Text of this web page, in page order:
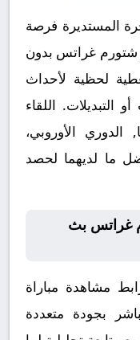
المستديرة فرصة
شتورم غراتس بدون
لحظية لأحداث
التبديلات. اللقاء
الأوروبي،
ما لديهما لحصد
غراتس بث
مشاهدة مباراة
بجودة متعددة